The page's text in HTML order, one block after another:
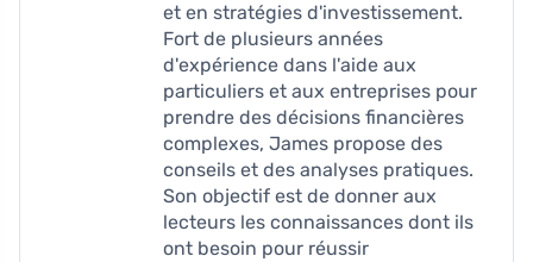
et en stratégies d'investissement.
Fort de plusieurs années
d'expérience dans l'aide aux
particuliers et aux entreprises pour
prendre des décisions financières
complexes, James propose des
conseils et des analyses pratiques.
Son objectif est de donner aux
lecteurs les connaissances dont ils
ont besoin pour réussir